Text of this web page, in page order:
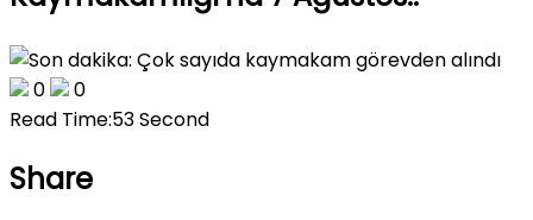
0
0
Read Time:53 Second
Share